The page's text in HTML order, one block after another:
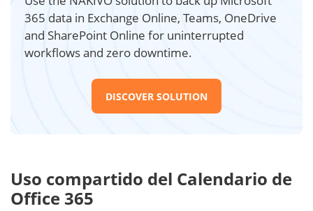
365 data in Exchange Online, Teams, OneDrive
and SharePoint Online for uninterrupted
workflows and zero downtime.
DISCOVER SOLUTION
Uso compartido del Calendario de
Office 365